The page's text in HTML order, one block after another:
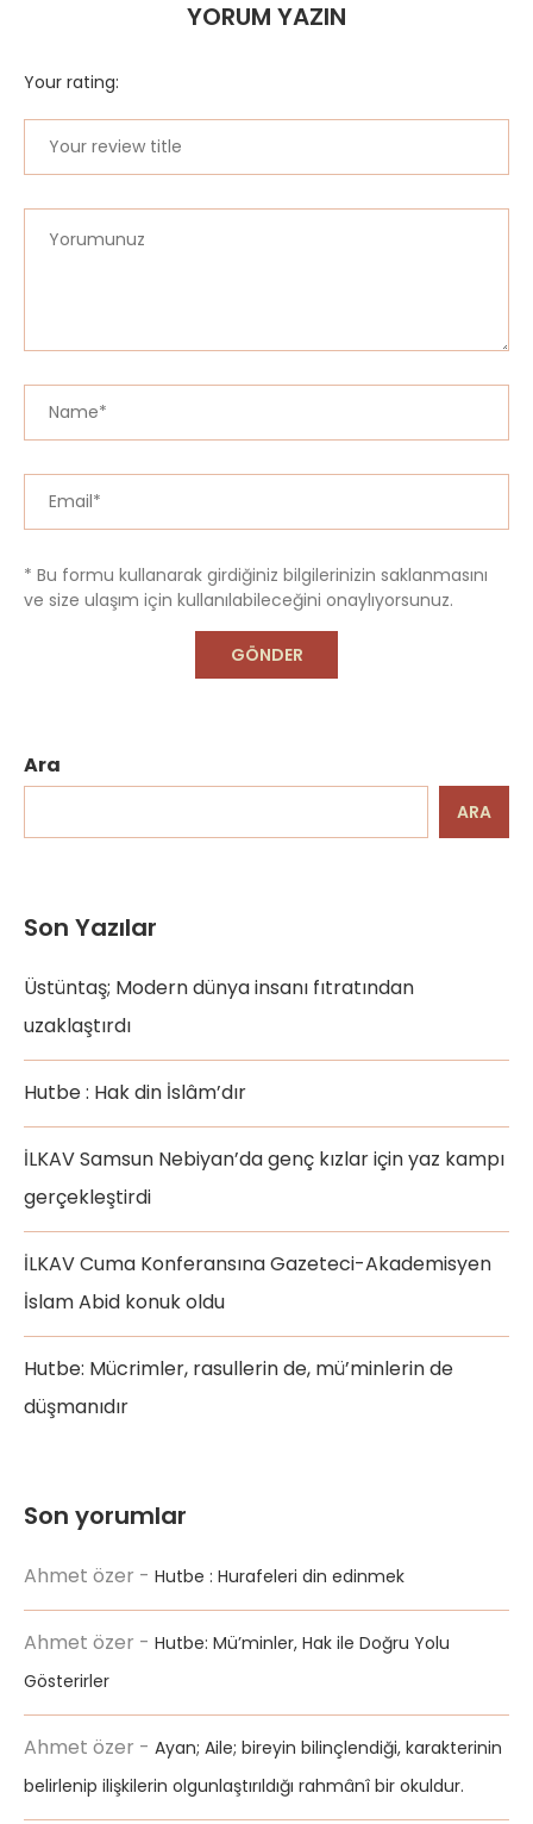
YORUM YAZIN
Your rating:
* Bu formu kullanarak girdiğiniz bilgilerinizin saklanmasını
ve size ulaşım için kullanılabileceğini onaylıyorsunuz.
Ara
ARA
Son Yazılar
Üstüntaş; Modern dünya insanı fıtratından
uzaklaştırdı
Hutbe : Hak din İslâm’dır
İLKAV Samsun Nebiyan’da genç kızlar için yaz kampı
gerçekleştirdi
İLKAV Cuma Konferansına Gazeteci-Akademisyen
İslam Abid konuk oldu
Hutbe: Mücrimler, rasullerin de, mü’minlerin de
düşmanıdır
Son yorumlar
Ahmet özer - Hutbe : Hurafeleri din edinmek
Ahmet özer - Hutbe: Mü’minler, Hak ile Doğru Yolu
Gösterirler
Ahmet özer - Ayan; Aile; bireyin bilinçlendiği, karakterinin
belirlenip ilişkilerin olgunlaştırıldığı rahmânî bir okuldur.